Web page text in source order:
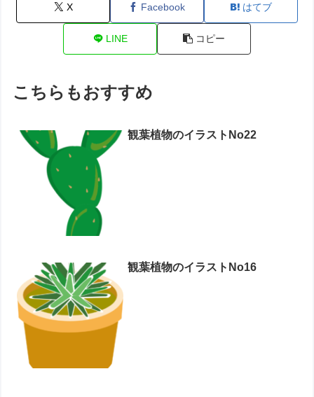
X Facebook はてブ
LINE コピー
こちらもおすすめ
観葉植物のイラストNo22
観葉植物のイラストNo16